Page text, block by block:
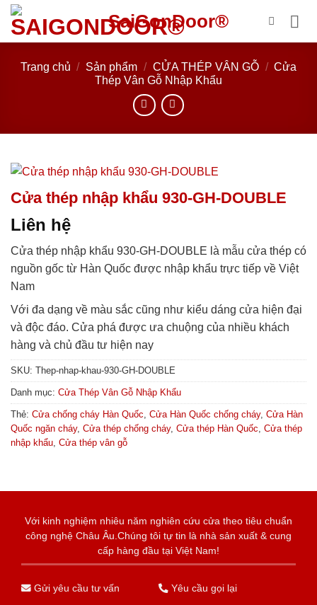
Bỏ
qua
nội
dung
SaiGonDoor®
Trang chủ / Sản phẩm / CỬA THÉP VÂN GỖ / Cửa
Thép Vân Gỗ Nhập Khẩu
Cửa thép nhập khẩu 930-GH-DOUBLE
Liên hệ
Cửa thép nhập khẩu 930-GH-DOUBLE là mẫu cửa thép có
nguồn gốc từ Hàn Quốc được nhập khẩu trực tiếp về Việt
Nam
Với đa dạng về màu sắc cũng như kiểu dáng cửa hiện đại
và độc đáo. Cửa phá được ưa chuộng của nhiều khách
hàng và chủ đầu tư hiện nay
SKU: Thep-nhap-khau-930-GH-DOUBLE
Danh mục: Cửa Thép Vân Gỗ Nhập Khẩu
Thẻ: Cửa chống cháy Hàn Quốc, Cửa Hàn Quốc chống cháy, Cửa Hàn
Quốc ngăn cháy, Cửa thép chống cháy, Cửa thép Hàn Quốc, Cửa thép
nhập khẩu, Cửa thép vân gỗ
Với kinh nghiệm nhiêu năm nghiên cứu cửa theo tiêu chuẩn
công nghệ Châu Âu.Chúng tôi tự tin là nhà sản xuất & cung
cấp hàng đầu tại Việt Nam!
Gửi yêu cầu tư vấn Yêu cầu gọi lại